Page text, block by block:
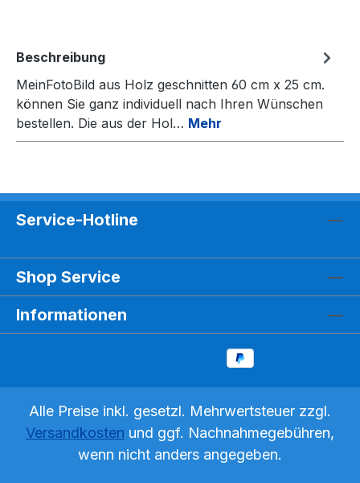
Beschreibung
MeinFotoBild aus Holz geschnitten 60 cm x 25 cm.
können Sie ganz individuell nach Ihren Wünschen
bestellen. Die aus der Hol… Mehr
Service-Hotline
Shop Service
Informationen
Alle Preise inkl. gesetzl. Mehrwertsteuer zzgl.
Versandkosten und ggf. Nachnahmegebühren,
wenn nicht anders angegeben.